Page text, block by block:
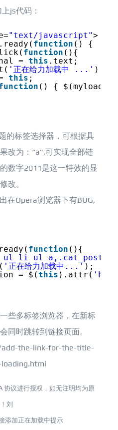
js代码：
"text/javascript">
function () {
function (){
= this .text;
'正在给力加载中 ...' );
this ;
() {
的标签选择器，可根据具
改为：“a”,可实现全部链
数字2011是这一特效的显
改。
在Opera浏览器下有BUG,
function (){
li ul a,.cat_post
'正在给力加载中...' );
= $(this ).attr(
些多标签浏览器，在新标
同时跳转到链接页面。
the-link-for-the-title-
协议进行授权，如无注明均为原
刘
添加正在加载中提示